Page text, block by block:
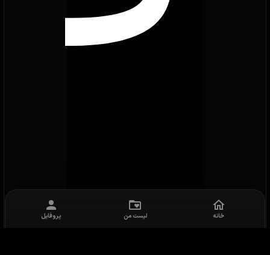
خانه لیست من پروفایل